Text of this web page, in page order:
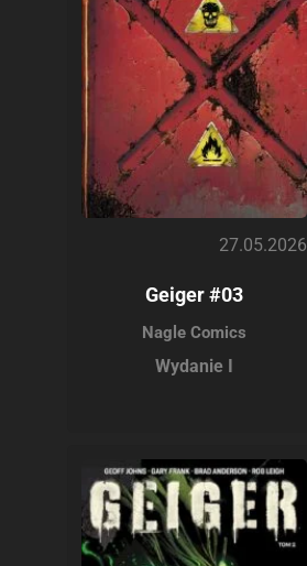
27.05.2026
Geiger #03
Nagle Comics
Wydanie I